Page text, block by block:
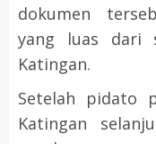
dokumen
yang luas dari
Katingan.
Setelah pidato
Katingan